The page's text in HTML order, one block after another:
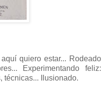
quiero estar... Rodeado
Experimentando feliz:
técnicas... Ilusionado.